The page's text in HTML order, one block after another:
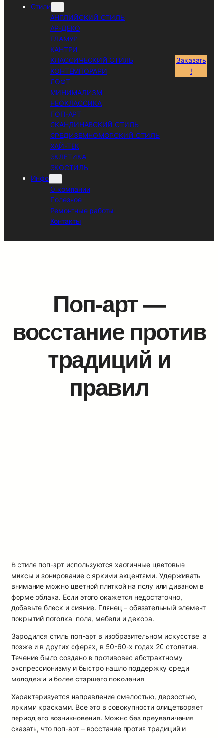
Стили
АНГЛИЙСКИЙ СТИЛЬ
АР-ДЕКО
ГЛАМУР
КАНТРИ
КЛАССИЧЕСКИЙ СТИЛЬ
КОНТЕМПОРАРИ
ЛОФТ
МИНИМАЛИЗМ
НЕОКЛАССИКА
ПОП-АРТ
СКАНДИНАВСКИЙ СТИЛЬ
СРЕДИЗЕМНОМОРСКИЙ СТИЛЬ
ХАЙ-ТЕК
ЭКЛЕТИКА
ЭКОСТИЛЬ
Инфо
О компании
Полезное
Ремонтные работы
Контакты
Заказать
!
Поп-арт —
восстание против
традиций и
правил
В стиле поп-арт используются хаотичные цветовые
миксы и зонирование с яркими акцентами. Удерживать
внимание можно цветной плиткой на полу или диваном в
форме облака. Если этого окажется недостаточно,
добавьте блеск и сияние. Глянец – обязательный элемент
покрытий потолка, пола, мебели и декора.
Зародился стиль поп-арт в изобразительном искусстве, а
позже и в других сферах, в 50-60-х годах 20 столетия.
Течение было создано в противовес абстрактному
экспрессионизму и быстро нашло поддержку среди
молодежи и более старшего поколения.
Характеризуется направление смелостью, дерзостью,
яркими красками. Все это в совокупности олицетворяет
период его возникновения. Можно без преувеличения
сказать, что поп-арт – восстание против традиций и